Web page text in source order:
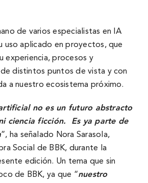
de varios especialistas en IA
uso aplicado en proyectos, que
experiencia, procesos y
distintos puntos de vista y con
a nuestro ecosistema próximo.
no es un futuro abstracto
ciencia ficción. Es ya parte de
”, ha señalado Nora Sarasola,
Social de BBK, durante la
edición. Un tema que sin
de BBK, ya que “nuestro